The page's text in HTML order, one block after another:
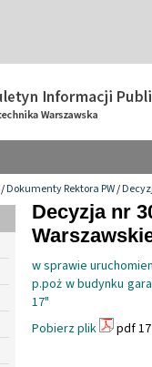
/Dokumenty Rektora PW/
Decyzja nr
w sprawie
p.poż w budynku
17"
Pobierz plik
pdf